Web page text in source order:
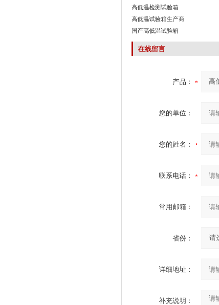
高低温检测试验箱
高低温试验箱生产商
国产高低温试验箱
在线留言
产品：
您的单位：
您的姓名：
联系电话：
常用邮箱：
省份：
详细地址：
补充说明：